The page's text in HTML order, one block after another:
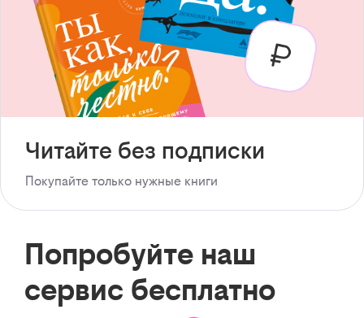
Читайте без подписки
Покупайте только нужные книги
Попробуйте наш
сервис бесплатно